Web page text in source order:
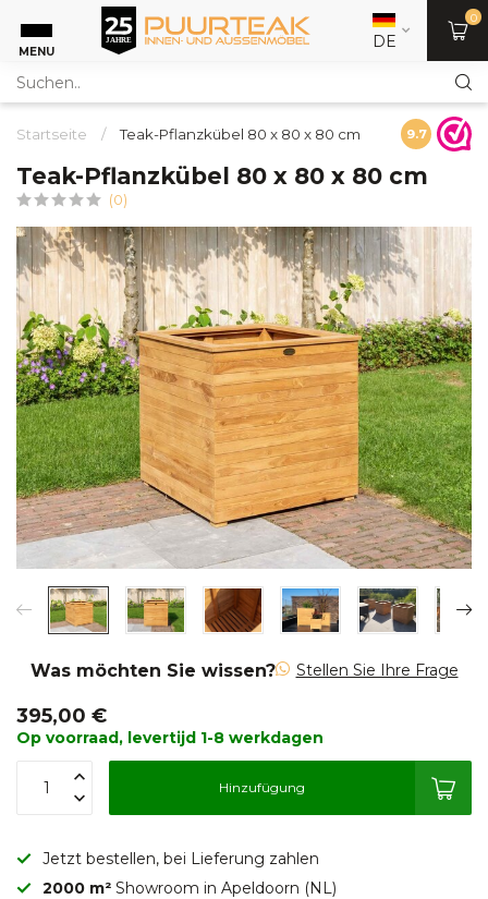
MENU DE
0
Startseite / Teak-Pflanzkübel 80 x 80 x 80 cm 9.7
Teak-Pflanzkübel 80 x 80 x 80 cm
(0)
Was möchten Sie wissen? Stellen Sie Ihre Frage
395,00 €
Op voorraad, levertijd 1-8 werkdagen
Hinzufügung
Jetzt bestellen, bei Lieferung zahlen
2000 m² Showroom in Apeldoorn (NL)